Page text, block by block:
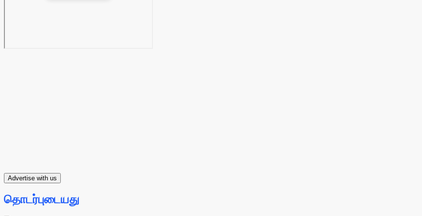
Advertise with us
தொடர்புடையது